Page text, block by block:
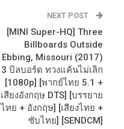
NEXT POST
[MINI Super-HQ] Three
Billboards Outside
Ebbing, Missouri (2017)
3 บิลบอร์ด ทวงแค้นไม่เลิก
[1080p] [พากย์ไทย 5.1 +
เสียงอังกฤษ DTS] [บรรยาย
ไทย + อังกฤษ] [เสียงไทย +
ซับไทย] [SENDCM]